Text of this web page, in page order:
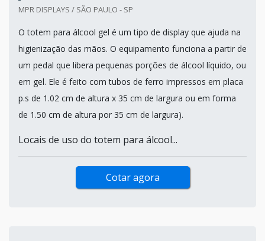
MPR DISPLAYS / SÃO PAULO - SP
O totem para álcool gel é um tipo de display que ajuda na
higienização das mãos. O equipamento funciona a partir de
um pedal que libera pequenas porções de álcool líquido, ou
em gel. Ele é feito com tubos de ferro impressos em placa
p.s de 1.02 cm de altura x 35 cm de largura ou em forma
de 1.50 cm de altura por 35 cm de largura).
Locais de uso do totem para álcool...
Cotar agora